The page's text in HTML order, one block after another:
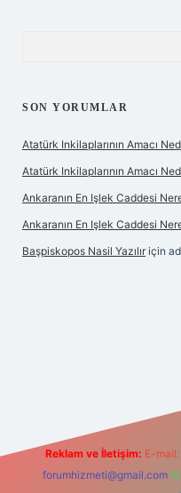
SON YORUMLAR
Atatürk Inkilaplarının Amacı
Atatürk Inkilaplarının Amacı
Ankaranın En Işlek Caddesi
Ankaranın En Işlek Caddesi
Başpiskopos Nasil Yazılır için
Reklam ve İletişim: E-mail:
forumhizmeti@gmail.com